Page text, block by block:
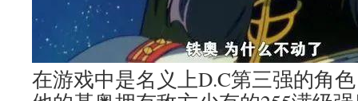
在游戏中是名义上D.C第三强的角